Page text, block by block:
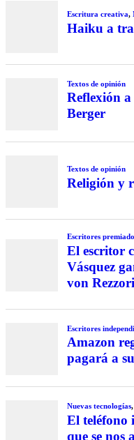
Escritura creativa,
Haiku a
Textos de opinión
Reflexión
Berger
Textos de opinión
Religión y
Escritores
El escritor
Vásquez
von Rezzori
Escritores
Amazon
pagará a
Nuevas tecnologías,
El teléfono
que se nos